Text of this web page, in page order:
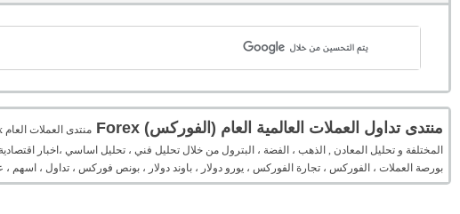
منتدى تداول العملات العالمية العام (الفوركس) Forex
المختلفة و تحليل المعادن , الذهب ، الفضة ، البترول من خلال تحليل فني ، تحليل اساسي ،اخبار
بورصة العملات ، الفوركس ، تجارة الفوركس ، يورو دولار ، باوند دولار ، بونص فوركس ، تداول ،